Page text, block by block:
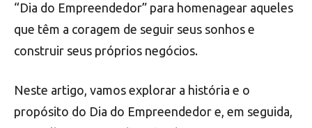
“Dia do Empreendedor” para homenagear aqueles
que têm a coragem de seguir seus sonhos e
construir seus próprios negócios.
Neste artigo, vamos explorar a história e o
propósito do Dia do Empreendedor e, em seguida,